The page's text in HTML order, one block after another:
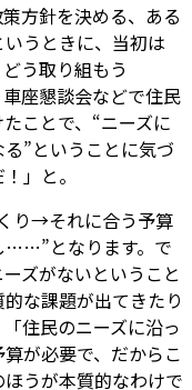
方針を決める、ある
うときに、当初は
う取り組もう
座懇談会などで住民
ことで、“ニーズに
”ということに気づ
」と。
り→それに合う予算
……”となります。で
ズがないということ
な課題が出てきたり
住民のニーズに沿っ
が必要で、だからこ
うが本質的なわけで